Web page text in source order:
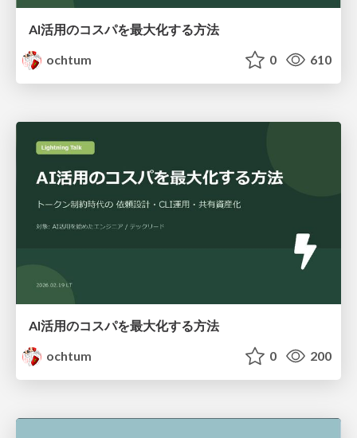
AI活用のコスパを最大化する方法
ochtum
0 610
AI活用のコスパを最大化する方法
ochtum
0 200